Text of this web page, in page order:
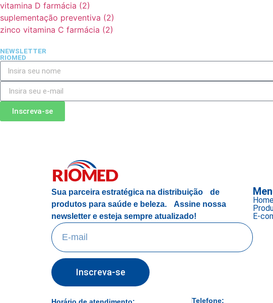
vitamina D farmácia (2)
suplementação preventiva (2)
zinco vitamina C farmácia (2)
NEWSLETTER
RIOMED
Inscreva-se
Sua parceira estratégica na distribuição de
produtos para saúde e beleza. Assine nossa
newsletter e esteja sempre atualizado!
Inscreva-se
E-
Telefone: